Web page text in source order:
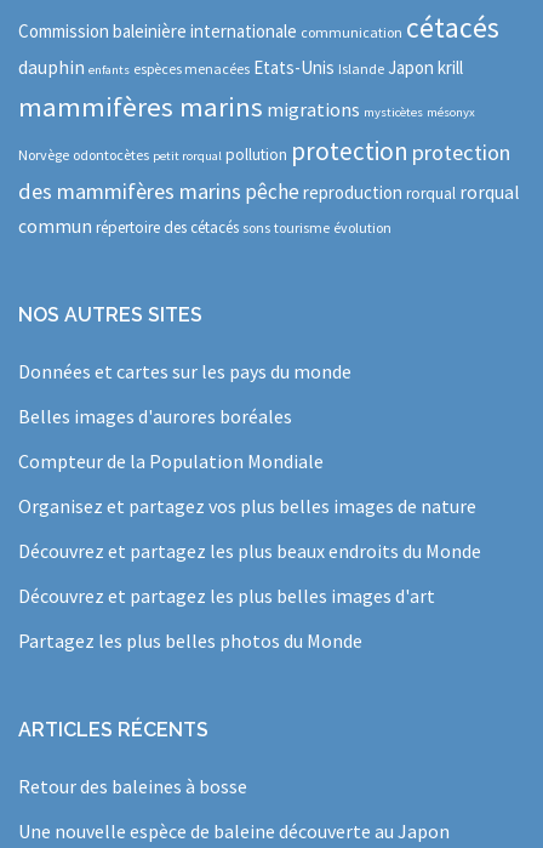
Commission baleinière internationale communication cétacés
dauphin enfants espèces menacées Etats-Unis Islande Japon krill
mammifères marins migrations mysticètes mésonyx
Norvège odontocètes petit rorqual pollution protection protection
des mammifères marins pêche reproduction rorqual rorqual
commun répertoire des cétacés sons tourisme évolution
NOS AUTRES SITES
Données et cartes sur les pays du monde
Belles images d'aurores boréales
Compteur de la Population Mondiale
Organisez et partagez vos plus belles images de nature
Découvrez et partagez les plus beaux endroits du Monde
Découvrez et partagez les plus belles images d'art
Partagez les plus belles photos du Monde
ARTICLES RÉCENTS
Retour des baleines à bosse
Une nouvelle espèce de baleine découverte au Japon